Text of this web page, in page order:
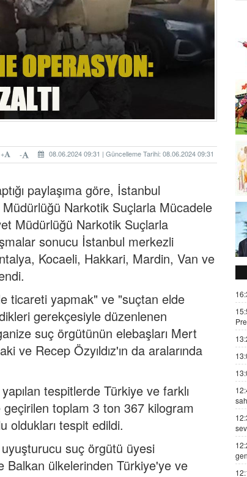
08.06.2024 09:31 | Güncelleme Tarihi: 08.06.2024 09:31
-
+
paylaşıma göre, İstanbul
Müdürlüğü Narkotik Suçlarla Mücadele
Müdürlüğü Narkotik Suçlarla
sonucu İstanbul merkezli
Kocaeli, Hakkari, Mardin, Van ve
ticareti yapmak" ve "suçtan elde
gerekçesiyle düzenlenen
suç örgütünün elebaşları Mert
ve Recep Özyıldız'ın da aralarında
tespitlerde Türkiye ve farklı
toplam 3 ton 367 kilogram
oldukları tespit edildi.
uyuşturucu suç örgütü üyesi
ülkelerinden Türkiye'ye ve